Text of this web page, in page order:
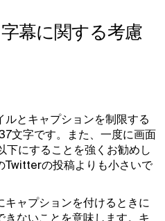
幕に関する考慮
とキャプションを制限する
文字です。また、一度に画面
下にすることを強くお勧めし
Twitterの投稿よりも小さいで
キャプションを付けるときに
ないことを意味します。キ